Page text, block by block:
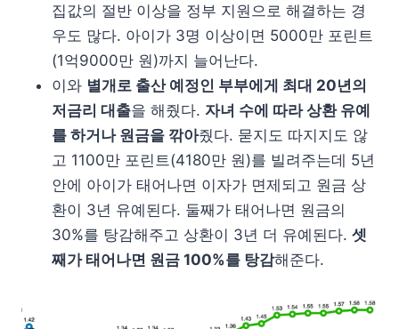
집값의 절반 이상을 정부 지원으로 해결하는 경
우도 많다. 아이가 3명 이상이면 5000만 포린트
(1억9000만 원)까지 늘어난다.
이와 별개로 출산 예정인 부부에게 최대 20년의
저금리 대출을 해줬다. 자녀 수에 따라 상환 유예
를 하거나 원금을 깎아줬다. 묻지도 따지지도 않
고 1100만 포린트(4180만 원)를 빌려주는데 5년
안에 아이가 태어나면 이자가 면제되고 원금 상
환이 3년 유예된다. 둘째가 태어나면 원금의
30%를 탕감해주고 상환이 3년 더 유예된다. 셋
째가 태어나면 원금 100%를 탕감해준다.